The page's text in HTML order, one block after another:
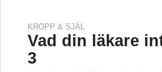
KROPP & SJÄL
Vad din läkare
3